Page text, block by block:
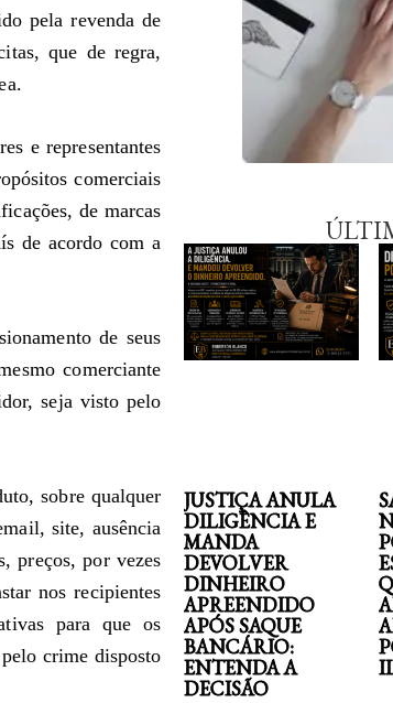
pela revenda de
que de regra,
e representantes
comerciais
de marcas
de acordo com a
de seus
comerciante
seja visto pelo
sobre qualquer
site, ausência
preços, por vezes
nos recipientes
para que os
crime disposto
JUSTIÇA ANULA
DILIGÊNCIA E
MANDA
DEVOLVER
DINHEIRO
APREENDIDO
APÓS SAQUE
BANCÁRIO:
ENTENDA A
DECISÃO